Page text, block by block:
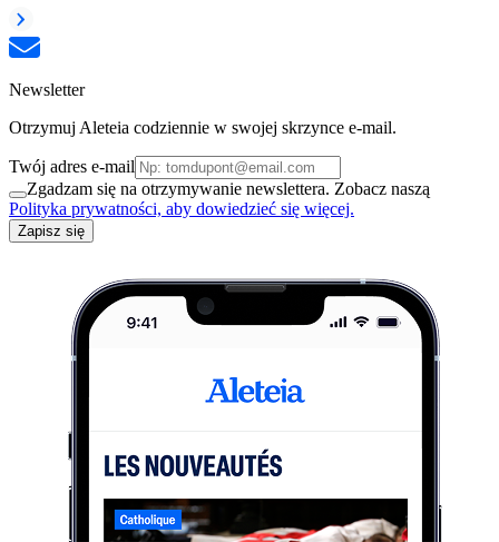
Newsletter
Otrzymuj Aleteia codziennie w swojej skrzynce e-mail.
Twój adres e-mail
Zgadzam się na otrzymywanie newslettera. Zobacz naszą
Polityka prywatności, aby dowiedzieć się więcej.
Zapisz się